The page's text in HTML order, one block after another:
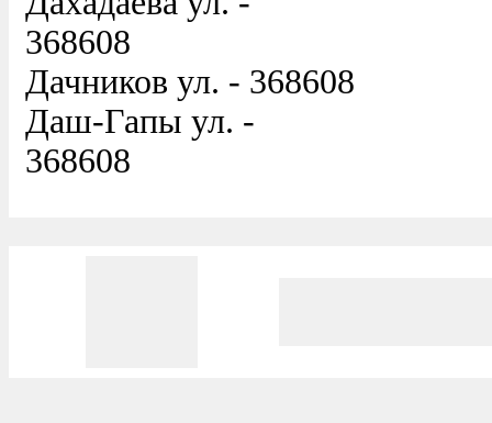
368608
Дачников ул. - 368608
Даш-Гапы ул. -
368608